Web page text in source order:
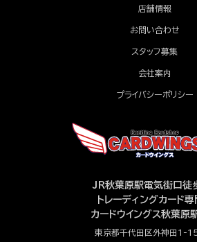
店舗情報
お問い合わせ
スタッフ募集
会社案内
プライバシーポリシー
JR秋葉原駅電気街口徒
トレーディングカード
カードウイングス秋葉原
東京都千代田区外神田1-